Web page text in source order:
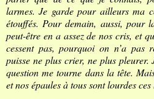
larmes. Je garde pour ailleurs ma
étouffés. Pour demain, aussi, pour
peut-être en a assez de nos cris, et
cessent pas, pourquoi on n’a pas
puisse ne plus crier, ne plus pleurer.
question me tourne dans la tête.
et nos épaules à tous sont lourdes ces